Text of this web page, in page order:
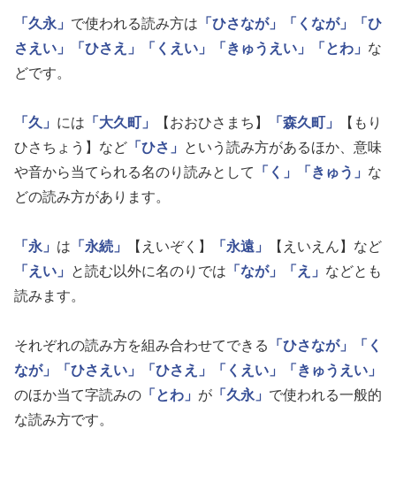
「久永」 で使われる読み方は 「ひさなが」 「くなが」
「ひ
さえい」
「ひさえ」 「くえい」 「きゅうえい」 「とわ」 な
どです。
「久」 には 「大久町」 【おおひさまち】 「森久町」
【もり
ひさちょう】など 「ひさ」
という読み方があるほか、意味
や音から当てられる名のり読みとして
「く」 「きゅう」 な
どの読み方があります。
「永」 は 「永続」 【えいぞく】 「永遠」
【えいえん】など
「えい」
と読む以外に名のりでは 「なが」 「え」 などとも
読みます。
それぞれの読み方を組み合わせてできる 「ひさなが」
「く
なが」
「ひさえい」 「ひさえ」 「くえい」
「きゅうえい」
のほか当て字読みの 「とわ」 が 「久永」 で使われる一般的
な読み方です。